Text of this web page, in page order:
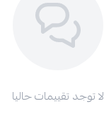
لا توجد تقييمات حاليا